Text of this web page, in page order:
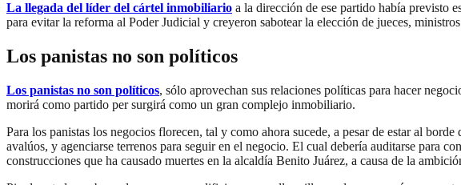
La llegada del líder del cártel inmobiliario a la dirección de ese partido había previsto
para evitar la reforma al Poder Judicial y creyeron sabotear la elección de jueces,
Los panistas no son políticos
Los panistas no son políticos, sólo aprovechan sus relaciones políticas para hacer
morirá como partido per surgirá como un gran complejo inmobiliario.
Para los panistas los negocios florecen, tal y como ahora sucede, a pesar de estar al
avalúos, y agenciarse terrenos para seguir en el negocio. El cual debería auditarse para
construcciones que ha causado muertes en la alcaldía Benito Juárez, a causa de la